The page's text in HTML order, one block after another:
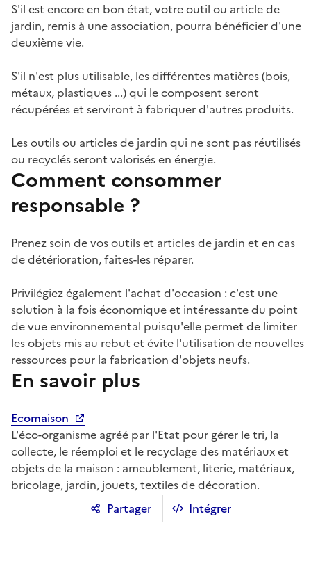
Partager Intégrer
S'il est encore en bon état, votre outil ou article de
jardin, remis à une association, pourra bénéficier d'une
deuxième vie.
S'il n'est plus utilisable, les différentes matières (bois,
métaux, plastiques ...) qui le composent seront
récupérées et serviront à fabriquer d'autres produits.
Les outils ou articles de jardin qui ne sont pas réutilisés
ou recyclés seront valorisés en énergie.
Comment consommer
responsable ?
Prenez soin de vos outils et articles de jardin et en cas
de détérioration, faites-les réparer.
Privilégiez également l'achat d'occasion : c'est une
solution à la fois économique et intéressante du point
de vue environnemental puisqu'elle permet de limiter
les objets mis au rebut et évite l'utilisation de nouvelles
ressources pour la fabrication d'objets neufs.
En savoir plus
Ecomaison
L'éco-organisme agréé par l'Etat pour gérer le tri, la
collecte, le réemploi et le recyclage des matériaux et
objets de la maison : ameublement, literie, matériaux,
bricolage, jardin, jouets, textiles de décoration.